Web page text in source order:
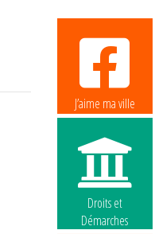
J’aime ma ville
Droits et
Démarches